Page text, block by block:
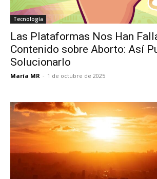
Tecnología
Las Plataformas Nos Han
Contenido sobre Aborto: Así
Solucionarlo
María MR - 1 de octubre de 2025